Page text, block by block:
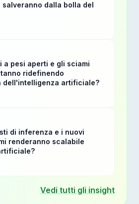
dalla bolla del
a pesi aperti e gli sciami
ridefinendo
dell'intelligenza artificiale?
di inferenza e i nuovi
renderanno scalabile
Vedi tutti gli insight